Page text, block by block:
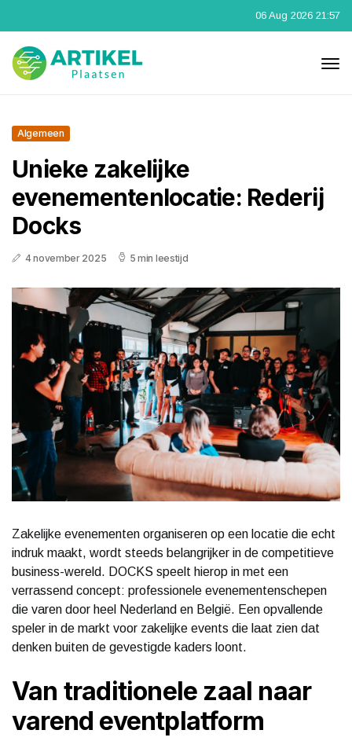
06 Aug 2026 21:57
Algemeen
Unieke zakelijke
evenementenlocatie: Rederij
Docks
4 november 2025 5 min leestijd
Zakelijke evenementen organiseren op een locatie die echt
indruk maakt, wordt steeds belangrijker in de competitieve
business-wereld. DOCKS speelt hierop in met een
verrassend concept: professionele evenementenschepen
die varen door heel Nederland en België. Een opvallende
speler in de markt voor zakelijke events die laat zien dat
denken buiten de gevestigde kaders loont.
Van traditionele zaal naar
varend eventplatform